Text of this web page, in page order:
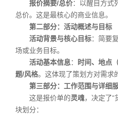
报价摘要/总价：以醒目方式
总价。这是最核心的商业信息。
第二部分：活动概述与目标
活动背景与核心目标：简要
场或业务目标。
活动基本信息：
时间、地点
题/风格。这体现了策划方对需求
第三部分：工作范围与详细
这是报价单的灵魂，决定了“
块划分：